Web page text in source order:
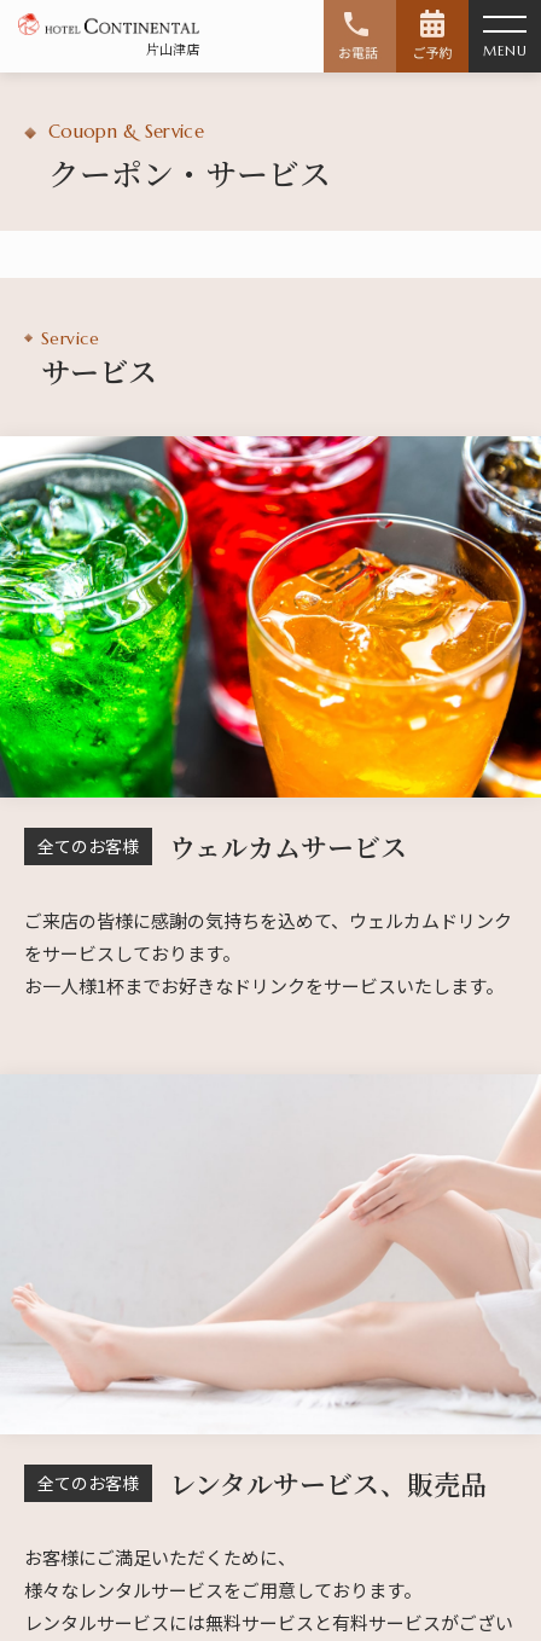
片山津店 MENU
Couopn & Service
クーポン・サービス
Service
サービス
全てのお客様 ウェルカムサービス
ご来店の皆様に感謝の気持ちを込めて、ウェルカムドリンク
をサービスしております。
お一人様1杯までお好きなドリンクをサービスいたします。
全てのお客様 レンタルサービス、販売品
お客様にご満足いただくために、
様々なレンタルサービスをご用意しております。
レンタルサービスには無料サービスと有料サービスがござい